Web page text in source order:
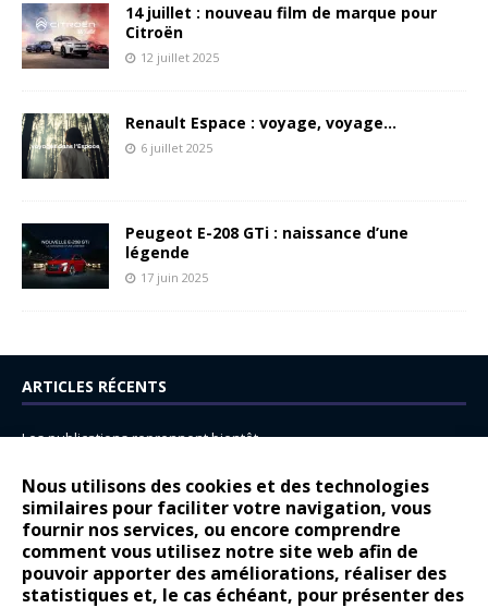
Nous utilisons des cookies et des technologies
similaires pour faciliter votre navigation, vous
fournir nos services, ou encore comprendre
comment vous utilisez notre site web afin de
pouvoir apporter des améliorations, réaliser des
statistiques et, le cas échéant, pour présenter des
14 juillet : nouveau film de marque pour
Citroën
12 juillet 2025
Renault Espace : voyage, voyage…
6 juillet 2025
Peugeot E-208 GTi : naissance d’une
légende
17 juin 2025
ARTICLES RÉCENTS
Les publications reprennent bientôt…
14 juillet : nouveau film de marque pour Citroën
Renault Espace : voyage, voyage…
Peugeot E-208 GTi : naissance d’une légende